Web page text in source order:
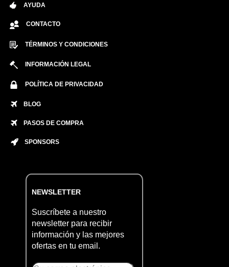
AYUDA
CONTACTO
TÉRMINOS Y CONDICIONES
INFORMACIÓN LEGAL
POLÍTICA DE PRIVACIDAD
BLOG
PASOS DE COMPRA
SPONSORS
NEWSLETTER
Suscríbete a nuestro
newsletter para recibir
información y las mejores
ofertas en tu email.